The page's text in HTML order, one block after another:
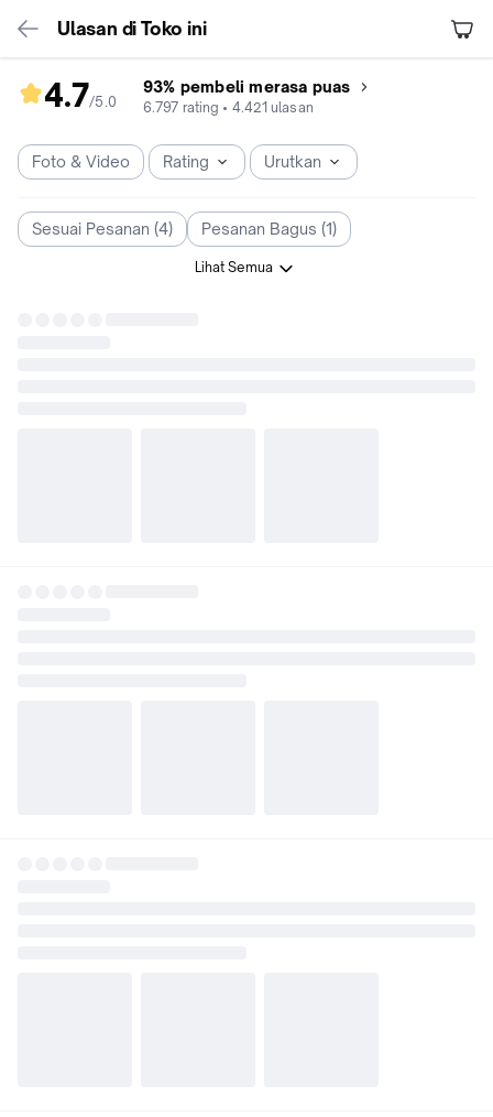
Ulasan di Toko ini
4.7/5.0
rating
4.7
dari
93% pembeli merasa puas
6.797 rating • 4.421 ulasan
Foto & Video Rating Urutkan
Sesuai Pesanan (4) Pesanan Bagus (1)
Lihat Semua